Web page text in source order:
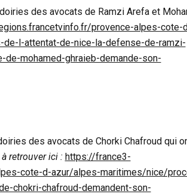
des avocats de Ramzi Arefa et
provence-alpes-cote-
l-attentat-de-nice-la-defense-de-ramzi-
mohamed-ghraieb-demande-son-
des avocats de Chorki Chafroud qui
à retrouver ici : https://france3-
cote-d-azur/alpes-maritimes/nice/
chokri-chafroud-demandent-son-